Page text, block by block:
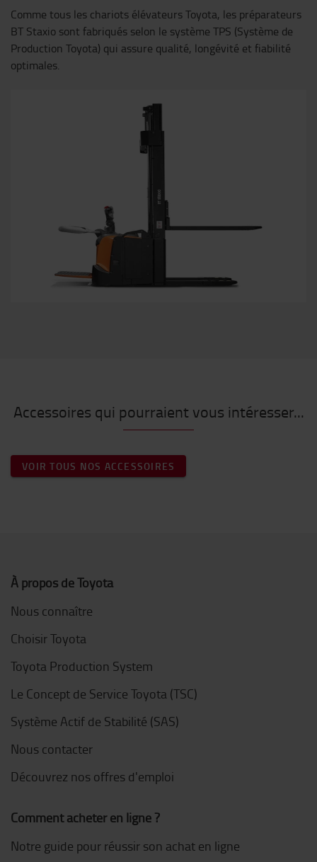
Comme tous les chariots élévateurs Toyota, les préparateurs
BT Staxio sont fabriqués selon le système TPS (Système de
Production Toyota) qui assure qualité, longévité et fiabilité
optimales.
Accessoires qui pourraient vous intéresser...
VOIR TOUS NOS ACCESSOIRES
À propos de Toyota
Nous connaître
Choisir Toyota
Toyota Production System
Le Concept de Service Toyota (TSC)
Système Actif de Stabilité (SAS)
Nous contacter
Découvrez nos offres d'emploi
Comment acheter en ligne ?
Notre guide pour réussir son achat en ligne